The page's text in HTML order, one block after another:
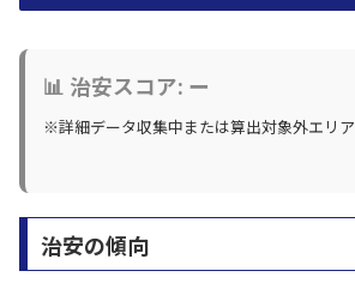
📊 治安スコア: ー
※詳細データ収集中または算出対象外エリア
治安の傾向